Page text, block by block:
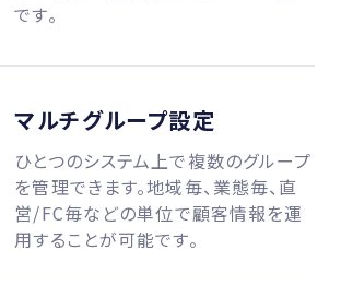
です。
マルチグループ設定
ひとつのシステム上で複数のグループ
を管理できます。地域毎、業態毎、直
営/FC毎などの単位で顧客情報を運
用することが可能です。